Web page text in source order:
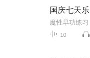
国庆七天乐
魔性早功练习
10